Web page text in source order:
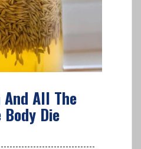
And All The
Die